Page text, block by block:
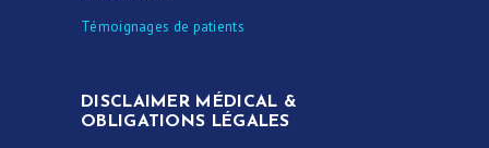
Témoignages de patients
DISCLAIMER MÉDICAL &
OBLIGATIONS LÉGALES